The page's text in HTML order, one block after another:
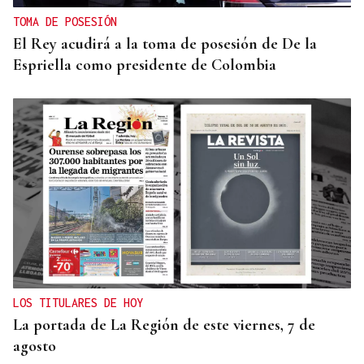
TOMA DE POSESIÓN
El Rey acudirá a la toma de posesión de De la
Espriella como presidente de Colombia
LOS TITULARES DE HOY
La portada de La Región de este viernes, 7 de
agosto